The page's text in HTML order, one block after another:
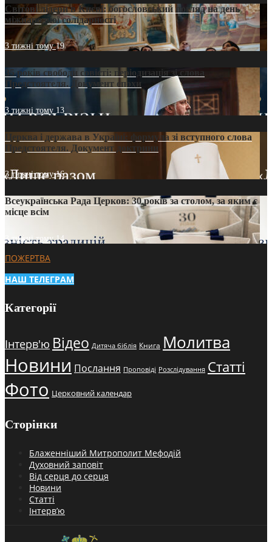
Світові лідери в Києві: богословський погляд на день
міжнародної солідарності
3 тижні тому19
35 років свободи совісті: періодизація зі слова
Предстоятеля. Документ епохи
3 тижні тому 13
Церква і держава в Україні: формула зі вступного слова
Предстоятеля. Документ доктрини
3 тижні тому16
Всеукраїнська Рада Церков: 30 років за столом, за яким є
місце всім
3 тижні тому14
ПОЖЕРТВА
НАШ ТЕЛЕГРАМ
Категорії
Інтерв'ю Відео Дитяча біблія Книга Молитва
Новини Послання Проповіді Розслідування Статті
Фото Церковний календар
Сторінки
Блаженніший Митрополит Мефодій
Духовний заповіт
Від серця до серця
Новини
Статті
Інтерв’ю